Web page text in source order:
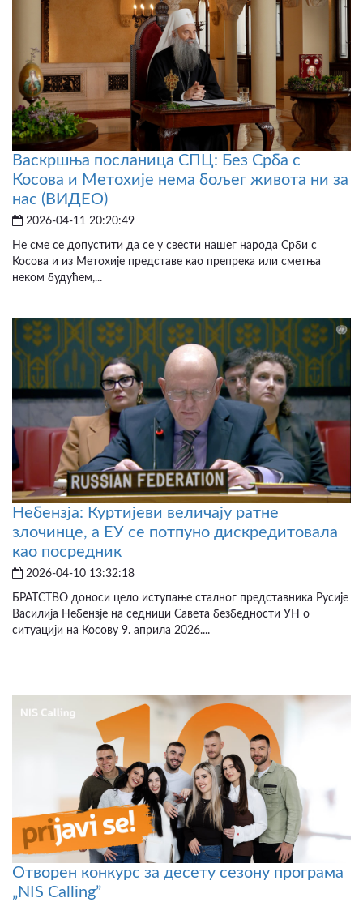
Васкршња посланица СПЦ: Без Срба с
Косова и Метохије нема бољег живота ни за
нас (ВИДЕО)
2026-04-11 20:20:49
Не сме се допустити да се у свести нашег народа Срби с
Косова и из Метохије представе као препрека или сметња
неком будућем,...
Небензја: Куртијеви величају ратне
злочинце, а ЕУ се потпуно дискредитовала
као посредник
2026-04-10 13:32:18
БРАТСТВО доноси цело иступање сталног представника Русије
Василија Небензје на седници Савета безбедности УН о
ситуацији на Косову 9. априла 2026....
Отворен конкурс за десету сезону програма
„NIS Calling”